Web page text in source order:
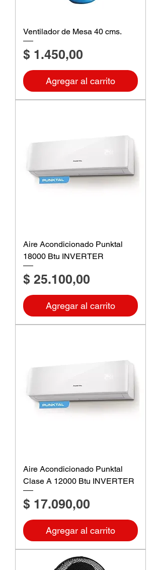
Ventilador de Mesa 40 cms.
Precio
$ 1.450,00
Agregar al carrito
Aire Acondicionado Punktal
18000 Btu INVERTER
Precio
$ 25.100,00
Agregar al carrito
Aire Acondicionado Punktal
Clase A 12000 Btu INVERTER
Precio
$ 17.090,00
Agregar al carrito